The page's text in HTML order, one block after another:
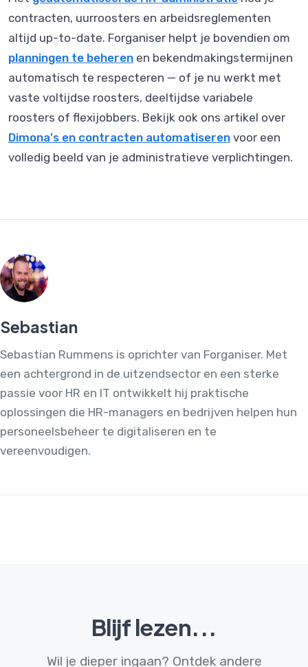
contracten, uurroosters en arbeidsreglementen
altijd up-to-date. Forganiser helpt je bovendien om
planningen te beheren en bekendmakingstermijnen
automatisch te respecteren — of je nu werkt met
vaste voltijdse roosters, deeltijdse variabele
roosters of flexijobbers. Bekijk ook ons artikel over
Dimona's en contracten automatiseren voor een
volledig beeld van je administratieve verplichtingen.
Sebastian
Sebastian Rummens is oprichter van Forganiser. Met
een achtergrond in de uitzendsector en een sterke
passie voor HR en IT ontwikkelt hij praktische
oplossingen die HR-managers en bedrijven helpen hun
personeelsbeheer te digitaliseren en te
vereenvoudigen.
Blijf lezen...
Wil je dieper ingaan? Ontdek andere